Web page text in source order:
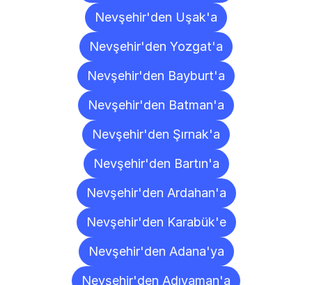
Nevşehir'den Uşak'a
Nevşehir'den Yozgat'a
Nevşehir'den Bayburt'a
Nevşehir'den Batman'a
Nevşehir'den Şırnak'a
Nevşehir'den Bartın'a
Nevşehir'den Ardahan'a
Nevşehir'den Karabük'e
Nevşehir'den Adana'ya
Nevşehir'den Adıyaman'a